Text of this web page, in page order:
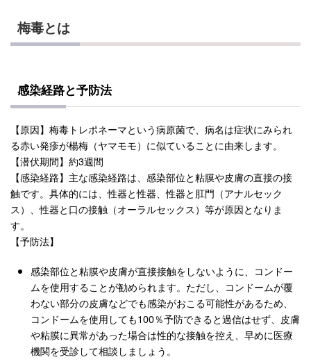
梅毒とは
感染経路と予防法
【原因】梅毒トレポネーマという病原菌で、病名は症状にみられ
る赤い発疹が楊梅（ヤマモモ）に似ていることに由来します。
【潜伏期間】約3週間
【感染経路】主な感染経路は、感染部位と粘膜や皮膚の直接の接
触です。具体的には、性器と性器、性器と肛門（アナルセック
ス）、性器と口の接触（オーラルセックス）等が原因となりま
す。
【予防法】
感染部位と粘膜や皮膚が直接接触をしないように、コンドー
ムを使用することが勧められます。ただし、コンドームが覆
わない部分の皮膚などでも感染がおこる可能性があるため、
コンドームを使用しても100％予防できると過信はせず、皮膚
や粘膜に異常があった場合は性的な接触を控え、早めに医療
機関を受診して相談しましょう。